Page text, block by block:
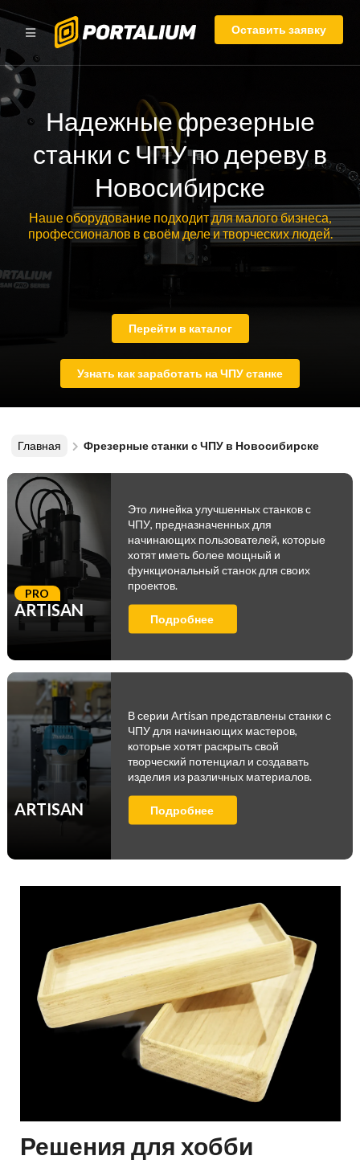
Оставить заявку
Надежные фрезерные
станки с ЧПУ по дереву в
Новосибирске
Наше оборудование подходит для малого бизнеса,
профессионалов в своём деле и творческих людей.
Перейти в каталог
Узнать как заработать на ЧПУ станке
Главная Фрезерные станки с ЧПУ в Новосибирске
ARTISAN
PRO
Это линейка улучшенных станков с
ЧПУ, предназначенных для
начинающих пользователей, которые
хотят иметь более мощный и
функциональный станок для своих
проектов.
Подробнее
ARTISAN
В серии Artisan представлены станки с
ЧПУ для начинающих мастеров,
которые хотят раскрыть свой
творческий потенциал и создавать
изделия из различных материалов.
Подробнее
Решения для хобби